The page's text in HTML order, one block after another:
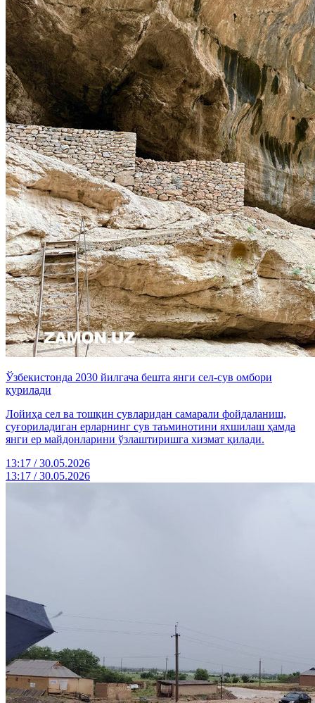
Ўзбекистонда 2030 йилгача бешта янги сел-сув омбори
қурилади
Лойиҳа сел ва тошқин сувларидан самарали фойдаланиш,
суғориладиган ерларнинг сув таъминотини яхшилаш ҳамда
янги ер майдонларини ўзлаштиришга хизмат қилади.
13:17 / 30.05.2026
13:17 / 30.05.2026